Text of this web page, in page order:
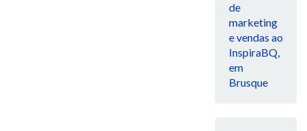
de
marketing
e vendas ao
InspiraBQ,
em
Brusque